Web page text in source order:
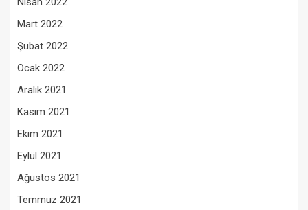
Mart 2022
Şubat 2022
Ocak 2022
Aralık 2021
Kasım 2021
Ekim 2021
Eylül 2021
Ağustos 2021
Temmuz 2021